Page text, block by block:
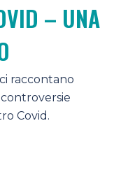
– UNA
raccontano
Covid.